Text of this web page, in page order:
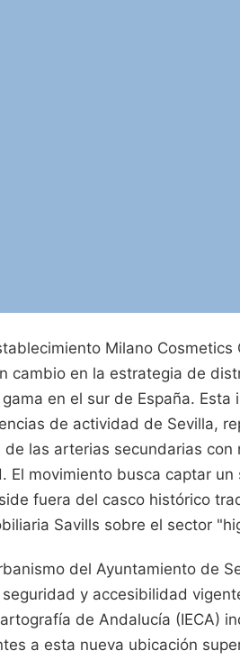
Milano Cosmetics
cambio en la estrategia de
en el sur de España.
de actividad de Sevilla,
las arterias secundarias
El movimiento busca captar
fuera del casco histórico
Savills sobre el sector
del Ayuntamiento de
y accesibilidad
de Andalucía (IECA)
a esta nueva ubicación